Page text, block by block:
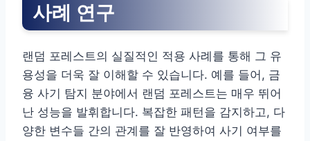
사례 연구
랜덤 포레스트의 실질적인 적용 사례를 통해 그 유
용성을 더욱 잘 이해할 수 있습니다. 예를 들어, 금
융 사기 탐지 분야에서 랜덤 포레스트는 매우 뛰어
난 성능을 발휘합니다. 복잡한 패턴을 감지하고, 다
양한 변수들 간의 관계를 잘 반영하여 사기 여부를